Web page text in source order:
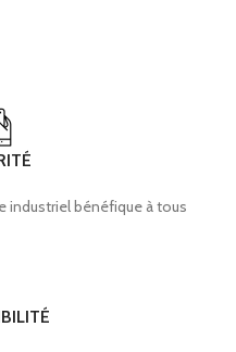
industriel bénéfique à tous